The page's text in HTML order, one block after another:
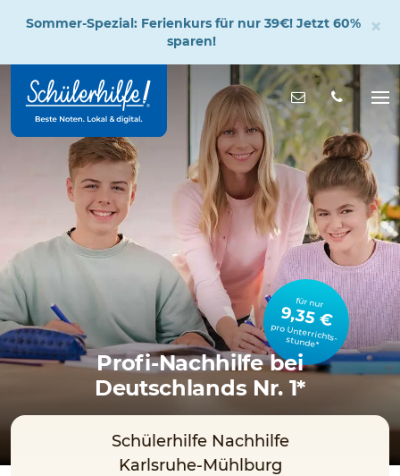
Hauptinhalt
Nachricht
für nur
9,35 €
pro Unterrichts­stunde*
Profi-Nachhilfe bei
Deutschlands Nr. 1*
Schülerhilfe Nachhilfe
Karlsruhe-Mühlburg
Sommer-Spezial: Ferienkurs für nur 39€! Jetzt 60%
sparen!
×